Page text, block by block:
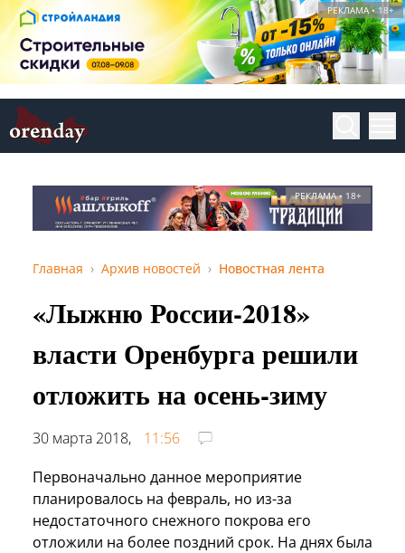
РЕКЛАМА • 18+
РЕКЛАМА • 18+
Главная Архив новостей Новостная лента
«Лыжню России-2018»
власти Оренбурга решили
отложить на осень-зиму
30 марта 2018,
11:56
Первоначально данное мероприятие
планировалось на февраль, но из-за
недостаточного снежного покрова его
отложили на более поздний срок. На днях была